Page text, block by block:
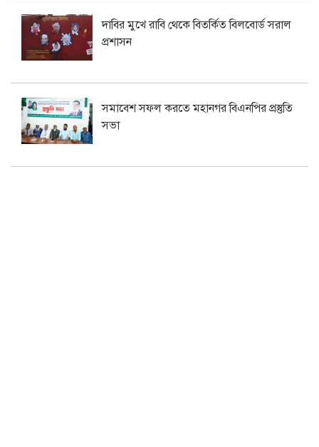
দাবির মুখে রাবি থেকে বিতর্কিত বিলবোর্ড সরাল
প্রশাসন
সমাবেশ সফল করতে মহানগর বিএনপির প্রস্তুতি
সভা